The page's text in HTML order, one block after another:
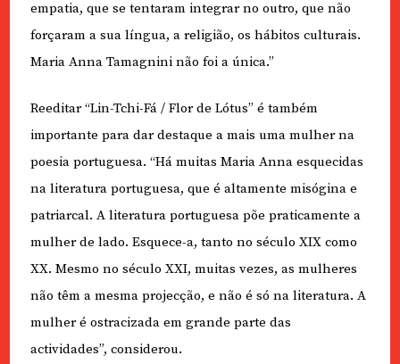
empatia, que se tentaram integrar no outro, que não
forçaram a sua língua, a religião, os hábitos culturais.
Maria Anna Tamagnini não foi a única.”
Reeditar “Lin-Tchi-Fá / Flor de Lótus” é também
importante para dar destaque a mais uma mulher na
poesia portuguesa. “Há muitas Maria Anna esquecidas
na literatura portuguesa, que é altamente misógina e
patriarcal. A literatura portuguesa põe praticamente a
mulher de lado. Esquece-a, tanto no século XIX como
XX. Mesmo no século XXI, muitas vezes, as mulheres
não têm a mesma projecção, e não é só na literatura. A
mulher é ostracizada em grande parte das
actividades”, considerou.